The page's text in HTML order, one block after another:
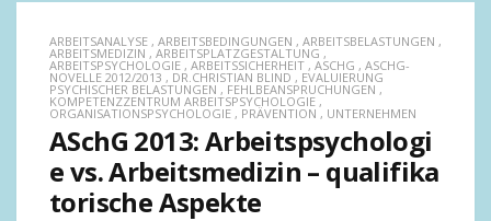
ARBEITSANALYSE , ARBEITSBEDINGUNGEN , ARBEITSBELASTUNGEN ,
ARBEITSMEDIZIN , ARBEITSPLATZGESTALTUNG ,
ARBEITSPSYCHOLOGIE , ARBEITSSICHERHEIT , ASCHG , ASCHG-
NOVELLE 2012/2013 , DR.CHRISTIAN BLIND , EVALUIERUNG
PSYCHISCHER BELASTUNGEN , FEHLBEANSPRUCHUNGEN ,
KOMPETENZZENTRUM ARBEITSPSYCHOLOGIE ,
ORGANISATIONSPSYCHOLOGIE , PRÄVENTION , UNTERNEHMEN
ASchG 2013: Arbeitspsychologi
e vs. Arbeitsmedizin – qualifika
torische Aspekte